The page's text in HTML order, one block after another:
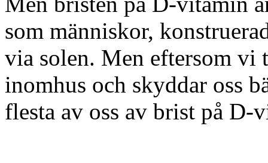
som människor,
via solen. Men eftersom
inomhus och skyddar oss
flesta av oss av brist på D-